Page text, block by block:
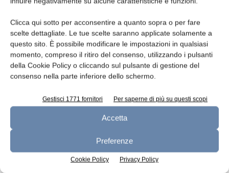
Clicca qui sotto per acconsentire a quanto sopra o per fare
scelte dettagliate. Le tue scelte saranno applicate solamente a
questo sito. È possibile modificare le impostazioni in qualsiasi
momento, compreso il ritiro del consenso, utilizzando i pulsanti
della Cookie Policy o cliccando sul pulsante di gestione del
consenso nella parte inferiore dello schermo.
Gestisci 1771 fornitori Per saperne di più su questi scopi
Accetta
Preferenze
Cookie Policy Privacy Policy